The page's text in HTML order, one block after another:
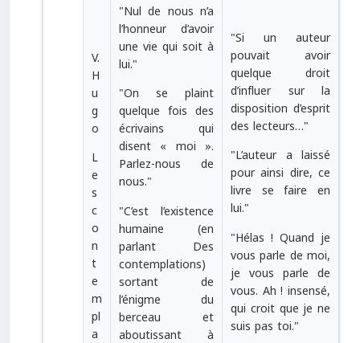
V.
H
u
g
o
L
e
s
c
o
n
t
e
m
pl
a
"Nul de nous n’a
l’honneur d’avoir
une vie qui soit à
lui."
"On se plaint
quelque fois des
écrivains qui
disent « moi ».
Parlez-nous de
nous."
"C’est l’existence
humaine (en
parlant Des
contemplations)
sortant de
l’énigme du
berceau et
aboutissant à
"Si un auteur
pouvait avoir
quelque droit
d’influer sur la
disposition d’esprit
des lecteurs…"
"L’auteur a laissé
pour ainsi dire, ce
livre se faire en
lui."
"Hélas ! Quand je
vous parle de moi,
je vous parle de
vous. Ah ! insensé,
qui croit que je ne
suis pas toi."